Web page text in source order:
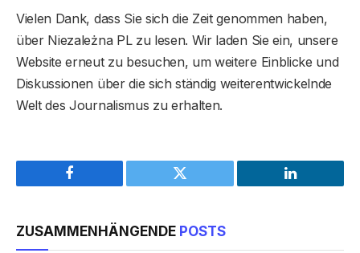
Vielen Dank, dass Sie sich die Zeit genommen haben,
über Niezależna PL zu lesen. Wir laden Sie ein, unsere
Website erneut zu besuchen, um weitere Einblicke und
Diskussionen über die sich ständig weiterentwickelnde
Welt des Journalismus zu erhalten.
Facebook Twitter LinkedIn
ZUSAMMENHÄNGENDE POSTS